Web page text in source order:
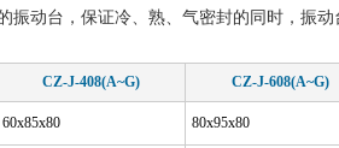
振动台，保证冷、熟、气密封的同时，振
CZ-J-408(A~G) CZ-J-608(A~G)
60x85x80 80x95x80